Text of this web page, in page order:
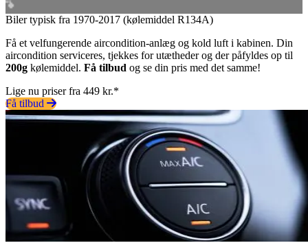
Biler typisk fra 1970-2017 (kølemiddel R134A)
Få et velfungerende aircondition-anlæg og kold luft i kabinen. Din
aircondition serviceres, tjekkes for utætheder og der påfyldes op til
200g kølemiddel. Få tilbud og se din pris med det samme!
Lige nu priser fra 449 kr.*
Få tilbud